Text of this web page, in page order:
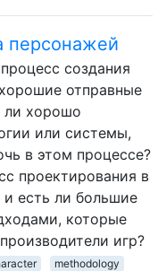
персонажей
создания
отправные
ли хорошо
или системы,
в этом процессе?
проектирования в
есть ли большие
которые
игр?
methodology